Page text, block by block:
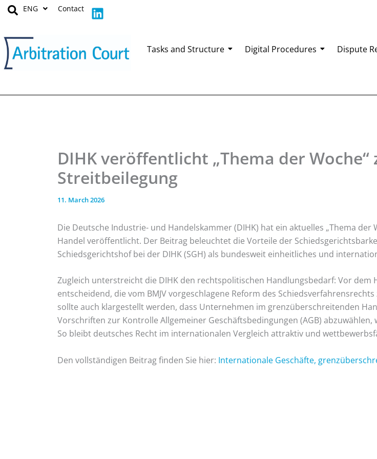
Skip
ENG Contact L
i
k
e
n
Tasks and Structure Digital Procedures Dispute
DIHK veröffentlicht „Thema der
Streitbeilegung
11. March 2026
Die Deutsche Industrie- und Handelskammer (DIHK) hat ein aktuelles „Thema
Handel veröffentlicht. Der Beitrag beleuchtet die Vorteile der
Schiedsgerichtshof bei der DIHK (SGH) als bundesweit einheitliches und
Zugleich unterstreicht die DIHK den rechtspolitischen Handlungsbedarf: Vor
entscheidend, die vom BMJV vorgeschlagene Reform des
sollte auch klargestellt werden, dass Unternehmen im grenzüberschreitenden
Vorschriften zur Kontrolle Allgemeiner Geschäftsbedingungen (AGB)
So bleibt deutsches Recht im internationalen Vergleich attraktiv und
Den vollständigen Beitrag finden Sie hier: Internationale Geschäfte,